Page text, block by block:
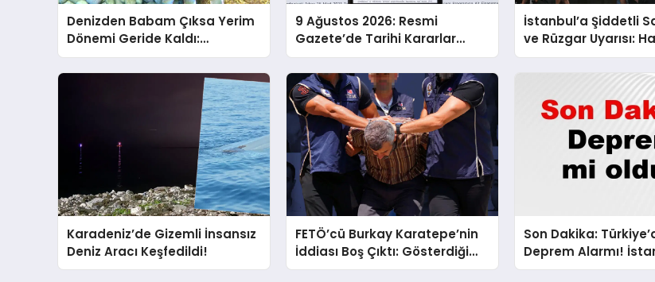
Denizden Babam Çıksa Yerim
Dönemi Geride Kaldı:
Uzmanlar, Son 20 Yılda Artan
Sayılarıyla Uyarıyor!
9 Ağustos 2026: Resmi
Gazete’de Tarihi Kararlar
Açıklandı!
İstanbul’a Şiddetli
ve Rüzgar Uyarısı:
Olun!
Karadeniz’de Gizemli İnsansız
Deniz Aracı Keşfedildi!
FETÖ’cü Burkay Karatepe’nin
İddiası Boş Çıktı: Gösterdiği
Yerlerde Suikast Timine Ait
Son Dakika:
Deprem Alarmı!
Ankara ve İzmir’de